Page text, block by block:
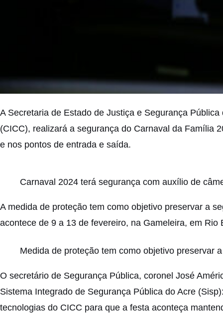
A Secretaria de Estado de Justiça e Segurança
(CICC), realizará a segurança do Carnaval da Família
e nos pontos de entrada e saída.
Carnaval 2024 terá segurança com auxílio de
A medida de proteção tem como objetivo preservar a
acontece de 9 a 13 de fevereiro, na Gameleira, em Rio
Medida de proteção tem como objetivo preservar
O secretário de Segurança Pública, coronel José
Sistema Integrado de Segurança Pública do Acre
tecnologias do CICC para que a festa aconteça